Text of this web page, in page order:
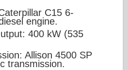
C15 6-
engine.
400 kW (535
Allison 4500 SP
transmission.